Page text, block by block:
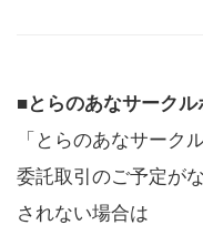
■とらのあなサーク
「とらのあなサーク
委託取引のご予定が
されない場合は